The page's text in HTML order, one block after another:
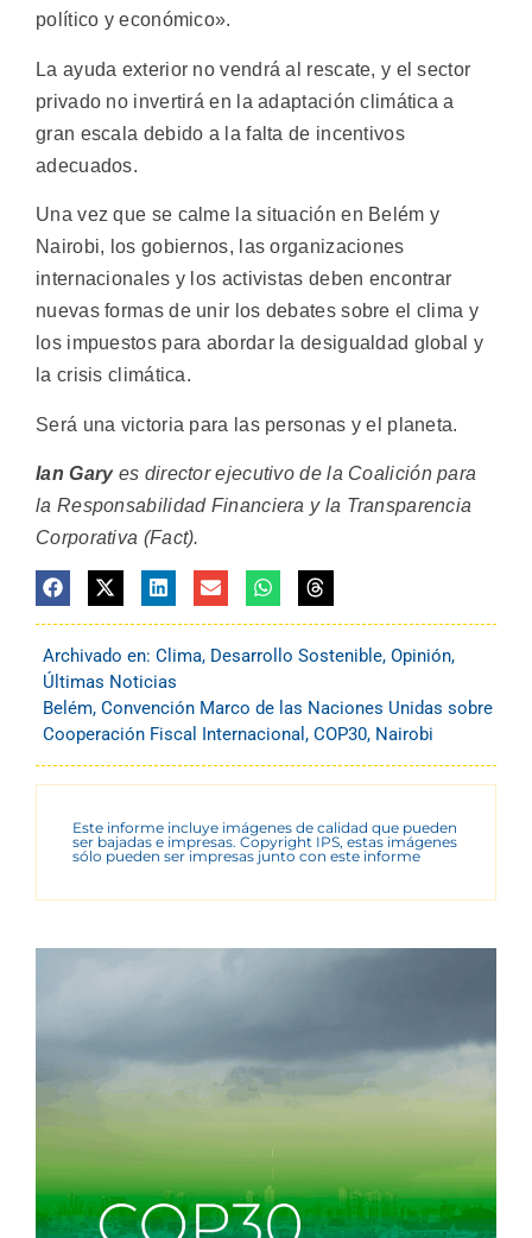
político y económico».
La ayuda exterior no vendrá al rescate, y el sector
privado no invertirá en la adaptación climática a
gran escala debido a la falta de incentivos
adecuados.
Una vez que se calme la situación en Belém y
Nairobi, los gobiernos, las organizaciones
internacionales y los activistas deben encontrar
nuevas formas de unir los debates sobre el clima y
los impuestos para abordar la desigualdad global y
la crisis climática.
Será una victoria para las personas y el planeta.
Ian Gary es director ejecutivo de la Coalición para
la Responsabilidad Financiera y la Transparencia
Corporativa (Fact).
Archivado en: Clima, Desarrollo Sostenible, Opinión,
Últimas Noticias
Belém, Convención Marco de las Naciones Unidas sobre
Cooperación Fiscal Internacional , COP30, Nairobi
Este informe incluye imágenes de calidad que pueden
ser bajadas e impresas. Copyright IPS, estas imágenes
sólo pueden ser impresas junto con este informe